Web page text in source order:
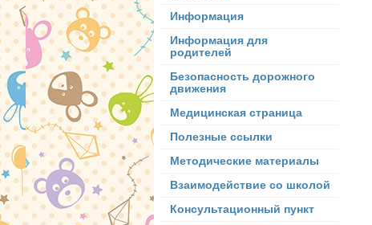
Информация
Информация для
родителей
Безопасность дорожного
движения
Медицинская страница
Полезные ссылки
Методические материалы
Взаимодействие со школой
Консультационный пункт